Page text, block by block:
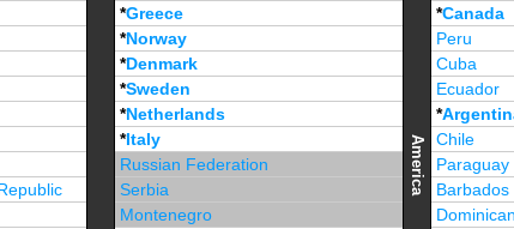
*Greece
*Norway
*Denmark
*Sweden
*Netherlands
*Italy
Russian Federation
Serbia
Montenegro
America
*Canada
Peru
Cuba
Ecuador
*
Chile
Paraguay
Barbados